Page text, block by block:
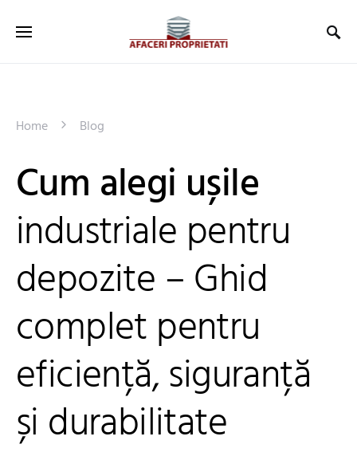
Home Blog
Cum alegi ușile
industriale pentru
depozite – Ghid
complet pentru
eficiență, siguranță
și durabilitate